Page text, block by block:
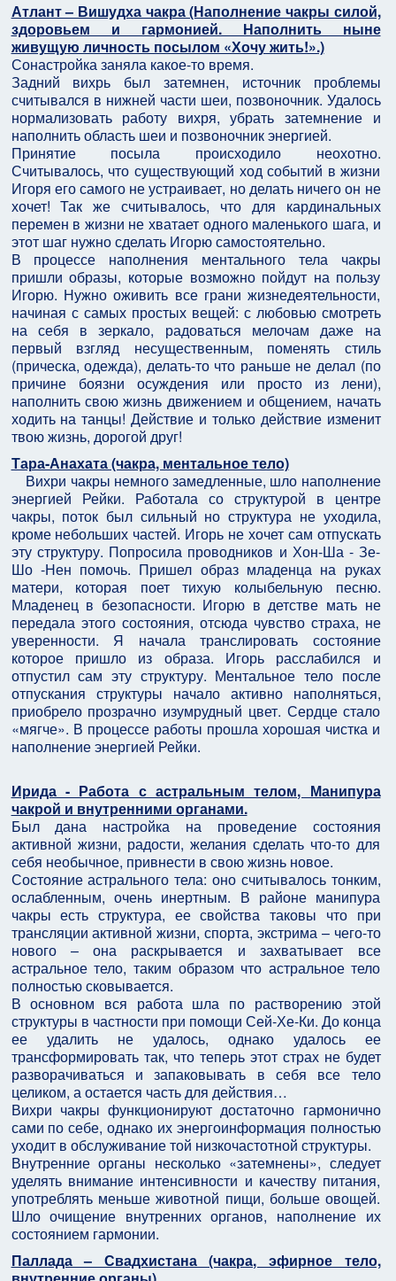
Атлант – Вишудха чакра (Наполнение чакры силой,
здоровьем и гармонией. Наполнить ныне
живущую личность посылом «Хочу жить!».)
Сонастройка заняла какое-то время.
Задний вихрь был затемнен, источник проблемы
считывался в нижней части шеи, позвоночник. Удалось
нормализовать работу вихря, убрать затемнение и
наполнить область шеи и позвоночник энергией.
Принятие посыла происходило неохотно.
Считывалось, что существующий ход событий в жизни
Игоря его самого не устраивает, но делать ничего он не
хочет! Так же считывалось, что для кардинальных
перемен в жизни не хватает одного маленького шага, и
этот шаг нужно сделать Игорю самостоятельно.
В процессе наполнения ментального тела чакры
пришли образы, которые возможно пойдут на пользу
Игорю. Нужно оживить все грани жизнедеятельности,
начиная с самых простых вещей: с любовью смотреть
на себя в зеркало, радоваться мелочам даже на
первый взгляд несущественным, поменять стиль
(прическа, одежда), делать-то что раньше не делал (по
причине боязни осуждения или просто из лени),
наполнить свою жизнь движением и общением, начать
ходить на танцы! Действие и только действие изменит
твою жизнь, дорогой друг!
Тара-Анахата (чакра, ментальное тело)
Вихри чакры немного замедленные, шло наполнение
энергией Рейки. Работала со структурой в центре
чакры, поток был сильный но структура не уходила,
кроме небольших частей. Игорь не хочет сам отпускать
эту структуру. Попросила проводников и Хон-Ша - Зе-
Шо -Нен помочь. Пришел образ младенца на руках
матери, которая поет тихую колыбельную песню.
Младенец в безопасности. Игорю в детстве мать не
передала этого состояния, отсюда чувство страха, не
уверенности. Я начала транслировать состояние
которое пришло из образа. Игорь расслабился и
отпустил сам эту структуру. Ментальное тело после
отпускания структуры начало активно наполняться,
приобрело прозрачно изумрудный цвет. Сердце стало
«мягче». В процессе работы прошла хорошая чистка и
наполнение энергией Рейки.
Ирида - Работа с астральным телом, Манипура
чакрой и внутренними органами.
Был дана настройка на проведение состояния
активной жизни, радости, желания сделать что-то для
себя необычное, привнести в свою жизнь новое.
Состояние астрального тела: оно считывалось тонким,
ослабленным, очень инертным. В районе манипура
чакры есть структура, ее свойства таковы что при
трансляции активной жизни, спорта, экстрима – чего-то
нового – она раскрывается и захватывает все
астральное тело, таким образом что астральное тело
полностью сковывается.
В основном вся работа шла по растворению этой
структуры в частности при помощи Сей-Хе-Ки. До конца
ее удалить не удалось, однако удалось ее
трансформировать так, что теперь этот страх не будет
разворачиваться и запаковывать в себя все тело
целиком, а остается часть для действия…
Вихри чакры функционируют достаточно гармонично
сами по себе, однако их энергоинформация полностью
уходит в обслуживание той низкочастотной структуры.
Внутренние органы несколько «затемнены», следует
уделять внимание интенсивности и качеству питания,
употреблять меньше животной пищи, больше овощей.
Шло очищение внутренних органов, наполнение их
состоянием гармонии.
Паллада – Свадхистана (чакра, эфирное тело,